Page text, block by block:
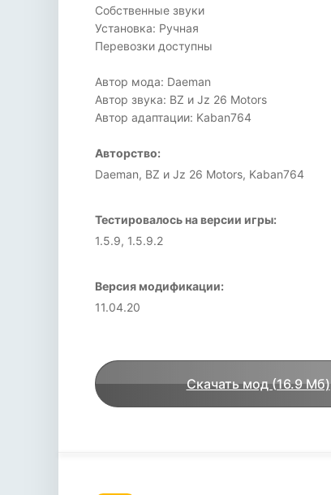
Собственные звуки
Установка: Ручная
Перевозки доступны
Автор мода: Daeman
Автор звука: BZ и Jz 26 Motors
Автор адаптации: Kaban764
Авторство:
Daeman, BZ и Jz 26 Motors, Kaban764
Тестировалось на версии игры:
1.5.9, 1.5.9.2
Версия модификации:
11.04.20
Скачать мод (16.9 Мб)